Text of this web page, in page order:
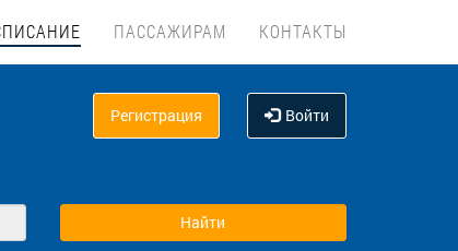
ПАССАЖИРАМ КОНТАКТЫ
Регистрация Войти